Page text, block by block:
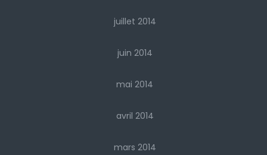
juillet 2014
juin 2014
mai 2014
avril 2014
mars 2014